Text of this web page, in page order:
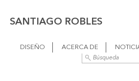
SANTIAGO ROBLES
DISEÑO ACERCA DE